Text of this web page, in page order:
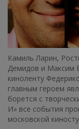
Камиль Ларин,
Демидов и Максим
киноленту
главным героем
борется с
И» все события
московской